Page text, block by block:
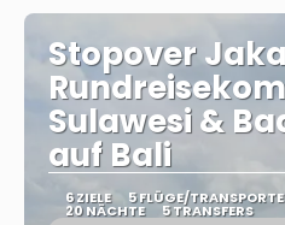
Stopover
Sulawesi &
auf Bali
6 ZIELE 5 FLÜGE/TRANSPORTE
20 NÄCHTE 5 TRANSFERS